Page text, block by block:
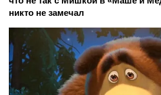
никто не замечал